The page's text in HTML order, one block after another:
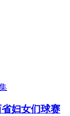
妇女们球赛